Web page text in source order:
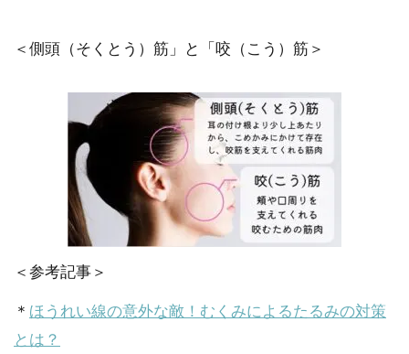
＜側頭（そくとう）筋」と「咬（こう）筋＞
＜参考記事＞
＊ ほうれい線の意外な敵！むくみによるたるみの対策
とは？